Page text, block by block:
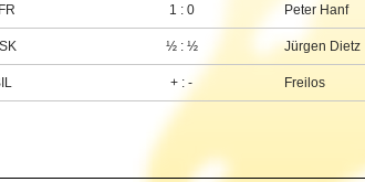
1 : 0 Peter Hanf
½ : ½ Jürgen Dietz
+ : - Freilos